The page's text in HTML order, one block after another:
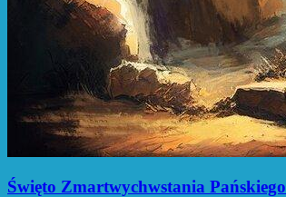
Święto Zmartwychwstania Pańskiego